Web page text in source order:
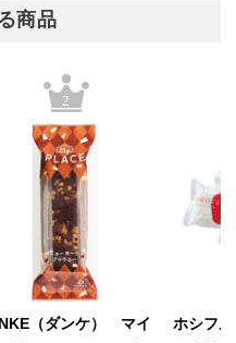
商品
2
（ダンケ） マイ
ホシフ